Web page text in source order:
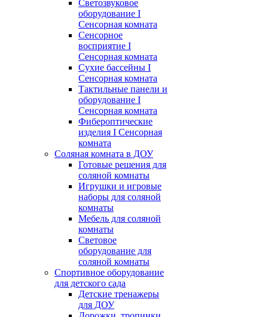
Светозвуковое
оборудование I
Сенсорная комната
Сенсорное
восприятие I
Сенсорная комната
Сухие бассейны I
Сенсорная комната
Тактильные панели и
оборудование I
Сенсорная комната
Фибероптические
изделия I Сенсорная
комната
Соляная комната в ДОУ
Готовые решения для
соляной комнаты
Игрушки и игровые
наборы для соляной
комнаты
Мебель для соляной
комнаты
Световое
оборудование для
соляной комнаты
Спортивное оборудование
для детского сада
Детские тренажеры
для ДОУ